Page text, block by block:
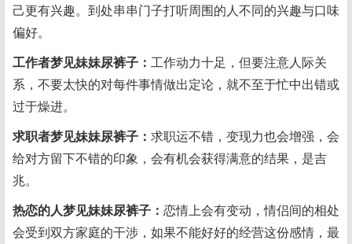
己更有兴趣。到处串串门子打听周围的人不同的兴趣与口味
偏好。
工作者梦见妹妹尿裤子： 工作动力十足，但要注意人际关
系，不要太快的对每件事情做出定论，就不至于忙中出错或
过于燥进。
求职者梦见妹妹尿裤子： 求职运不错，变现力也会增强，会
给对方留下不错的印象，会有机会获得满意的结果，是吉
兆。
热恋的人梦见妹妹尿裤子： 恋情上会有变动，情侣间的相处
会受到双方家庭的干涉，如果不能好好的经营这份感情，最